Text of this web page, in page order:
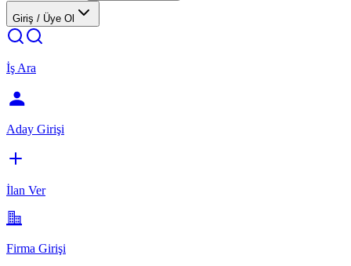
Giriş / Üye Ol
İş Ara
Aday Girişi
İlan Ver
Firma Girişi